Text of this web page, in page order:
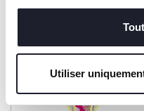
techniques, qui sont
Utiliser